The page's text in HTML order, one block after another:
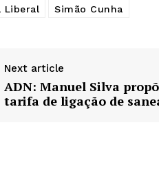
Liberal Simão Cunha
Next article
ADN: Manuel Silva
tarifa de ligação de